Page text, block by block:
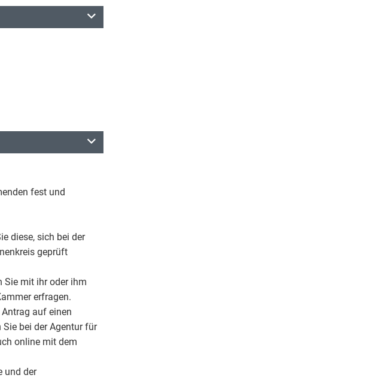
fest und
diese, sich bei der
geprüft
Sie mit ihr oder ihm
erfragen.
auf einen
bei der Agentur für
online mit dem
und der